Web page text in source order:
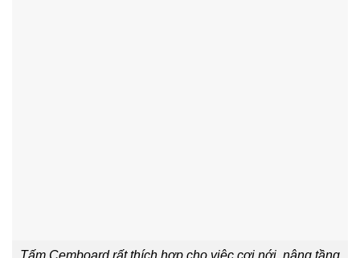
Tấm Cemboard rất thích hợp cho việc cơi nới, nâng tầng